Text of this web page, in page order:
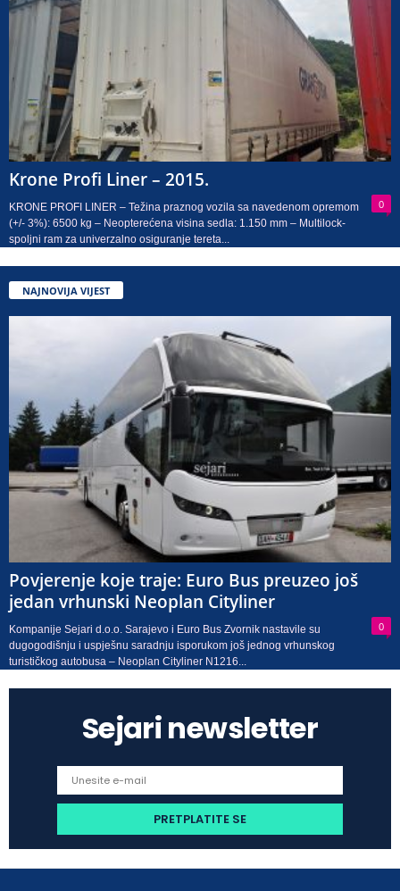
Krone Profi Liner – 2015.
0
KRONE PROFI LINER – Težina praznog vozila sa navedenom opremom
(+/- 3%): 6500 kg – Neopterećena visina sedla: 1.150 mm – Multilock-
spoljni ram za univerzalno osiguranje tereta...
NAJNOVIJA VIJEST
Povjerenje koje traje: Euro Bus preuzeo još
jedan vrhunski Neoplan Cityliner
0
Kompanije Sejari d.o.o. Sarajevo i Euro Bus Zvornik nastavile su
dugogodišnju i uspješnu saradnju isporukom još jednog vrhunskog
turističkog autobusa – Neoplan Cityliner N1216...
Sejari newsletter